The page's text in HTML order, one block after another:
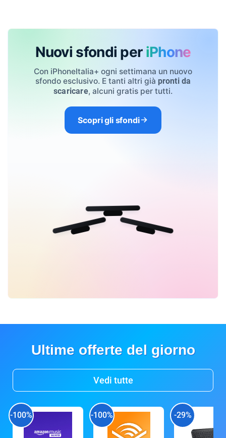
Nuovi sfondi per iPhone
Con iPhoneItalia+ ogni settimana un nuovo
sfondo esclusivo. E tanti altri già pronti da
scaricare, alcuni gratis per tutti.
Scopri gli sfondi
Ultime offerte del giorno
Vedi tutte
-100% -100% -29%